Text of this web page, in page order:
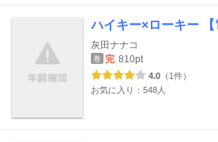
ハイキー×ローキー 【
灰田ナナコ
巻 完 810pt
4.0 （1件）
お気に入り：548人